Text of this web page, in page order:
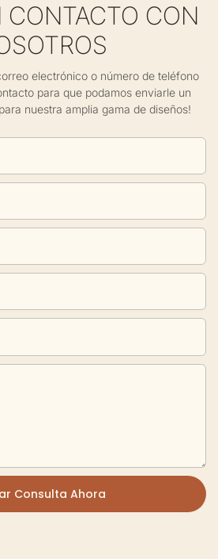
CONTACTO CON
electrónico o número de teléfono
para que podamos enviarle un
nuestra amplia gama de diseños!
Consulta Ahora